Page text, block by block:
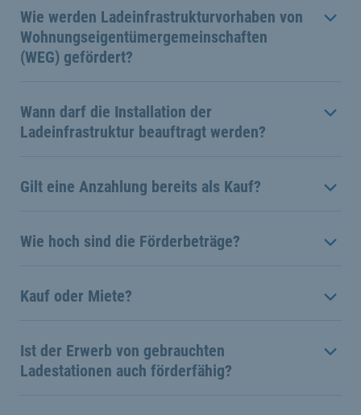
Wie werden Ladeinfrastrukturvorhaben von
Wohnungseigentümergemeinschaften
(WEG) gefördert?
Wann darf die Installation der
Ladeinfrastruktur beauftragt werden?
Gilt eine Anzahlung bereits als Kauf?
Wie hoch sind die Förderbeträge?
Kauf oder Miete?
Ist der Erwerb von gebrauchten
Ladestationen auch förderfähig?